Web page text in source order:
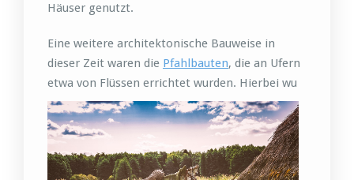
Häuser genutzt.
Eine weitere architektonische Bauweise in
dieser Zeit waren die Pfahlbauten, die an Ufern
etwa von Flüssen errichtet wurden. Hierbei wu